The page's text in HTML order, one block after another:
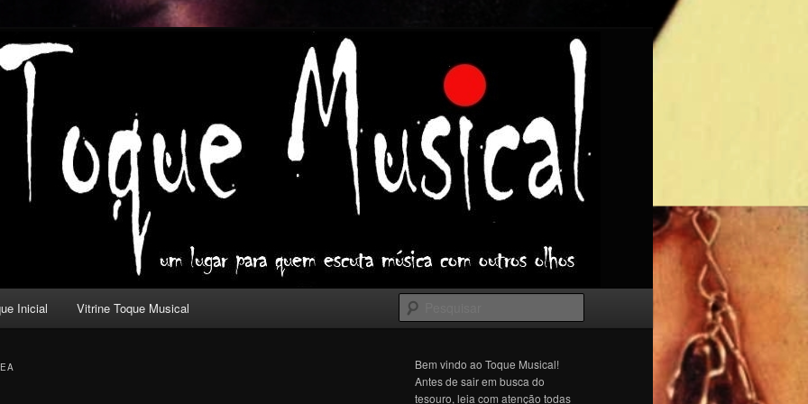
com outros olhos.
Inicial Vitrine Toque Musical
Bem vindo ao Toque Musical!
Antes de sair em busca do
tesouro, leia com atenção todas